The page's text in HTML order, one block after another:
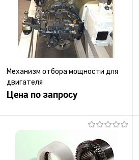
Механизм отбора мощности для
двигателя
Цена по запросу
Запросить цену